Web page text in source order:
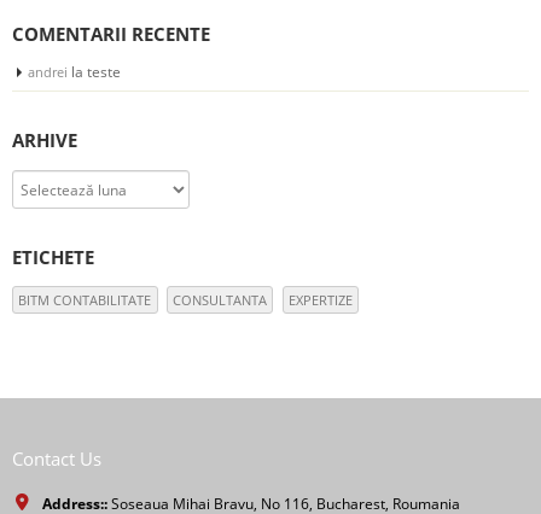
COMENTARII RECENTE
andrei la teste
ARHIVE
Arhive
ETICHETE
BITM CONTABILITATE CONSULTANTA EXPERTIZE
Contact Us
Address::Soseaua Mihai Bravu, No 116, Bucharest, Roumania